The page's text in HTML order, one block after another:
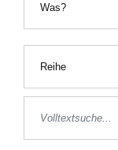
Was?
Reihe